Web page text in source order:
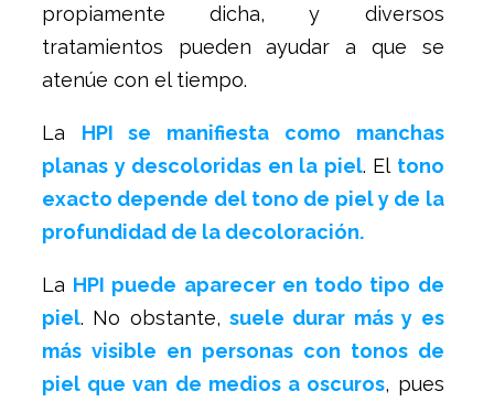
propiamente dicha, y diversos
tratamientos pueden ayudar a que se
atenúe con el tiempo.
La HPI se manifiesta como manchas
planas y descoloridas en la piel. El tono
exacto depende del tono de piel y de la
profundidad de la decoloración.
La HPI puede aparecer en todo tipo de
piel. No obstante,suele durar más y es
más visible en personas con tonos de
piel que van de medios a oscuros, pues